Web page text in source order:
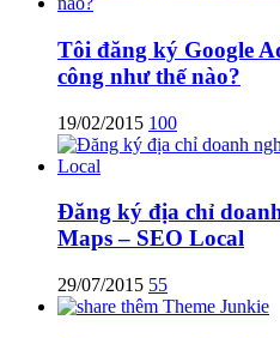
Tôi đăng ký Google
công như thế nào?
19/02/2015 100
Đăng ký địa chỉ
Maps – SEO Local
29/07/2015 55